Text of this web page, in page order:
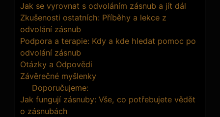
Jak se vyrovnat s odvoláním zásnub a jít dál
Zkušenosti ostatních: Příběhy a lekce z
odvolání zásnub
Podpora a terapie: Kdy a kde hledat pomoc po
odvolání zásnub
Otázky a Odpovědi
Závěrečné myšlenky
Doporučujeme:
Jak fungují zásnuby: Vše, co potřebujete vědět
o zásnubách